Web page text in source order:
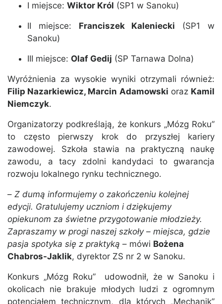
I miejsce: Wiktor Król (SP1 w Sanoku)
II miejsce: Franciszek Kaleniecki (SP1 w
Sanoku)
III miejsce: Olaf Gedij (SP Tarnawa Dolna)
Wyróżnienia za wysokie wyniki otrzymali również:
Filip Nazarkiewicz, Marcin Adamowski oraz Kamil
Niemczyk.
Organizatorzy podkreślają, że konkurs „Mózg Roku”
to często pierwszy krok do przyszłej kariery
zawodowej. Szkoła stawia na praktyczną naukę
zawodu, a tacy zdolni kandydaci to gwarancja
rozwoju lokalnego rynku technicznego.
– Z dumą informujemy o zakończeniu kolejnej
edycji. Gratulujemy uczniom i dziękujemy
opiekunom za świetne przygotowanie młodzieży.
Zapraszamy w progi naszej szkoły – miejsca, gdzie
pasja spotyka się z praktyką – mówi Bożena
Chabros-Jaklik, dyrektor ZS nr 2 w Sanoku.
Konkurs „Mózg Roku” udowodnił, że w Sanoku i
okolicach nie brakuje młodych ludzi z ogromnym
potencjałem technicznym, dla których „Mechanik”